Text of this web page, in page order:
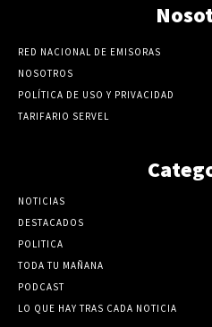
RED NACIONAL DE EMISORAS
NOSOTROS
POLÍTICA DE USO Y PRIVACIDAD
TARIFARIO SERVEL
NOTICIAS
DESTACADOS
POLITICA
TODA TU MAÑANA
PODCAST
LO QUE HAY TRAS CADA NOTICIA